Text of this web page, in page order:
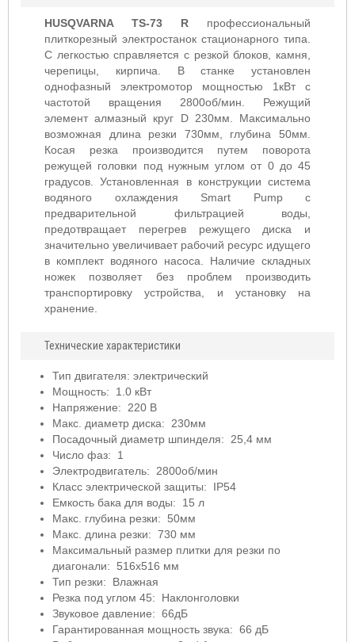
HUSQVARNA TS-73 R профессиональный
плиткорезный электростанок стационарного типа.
С легкостью справляется с резкой блоков, камня,
черепицы, кирпича. В станке установлен
однофазный электромотор мощностью 1кВт с
частотой вращения 2800об/мин. Режущий
элемент алмазный круг D 230мм. Максимально
возможная длина резки 730мм, глубина 50мм.
Косая резка производится путем поворота
режущей головки под нужным углом от 0 до 45
градусов. Установленная в конструкции система
водяного охлаждения Smart Pump с
предварительной фильтрацией воды,
предотвращает перегрев режущего диска и
значительно увеличивает рабочий ресурс идущего
в комплект водяного насоса. Наличие складных
ножек позволяет без проблем производить
транспортировку устройства, и установку на
хранение.
Технические характеристики
Тип двигателя: электрический
Мощность: 1.0 кВт
Напряжение: 220 В
Макс. диаметр диска: 230мм
Посадочный диаметр шпинделя: 25,4 мм
Число фаз: 1
Электродвигатель: 2800об/мин
Класс электрической защиты: IP54
Емкость бака для воды: 15 л
Макс. глубина резки: 50мм
Макс. длина резки: 730 мм
Максимальный размер плитки для резки по
диагонали: 516х516 мм
Тип резки: Влажная
Резка под углом 45: Наклонголовки
Звуковое давление: 66дБ
Гарантированная мощность звука: 66 дБ